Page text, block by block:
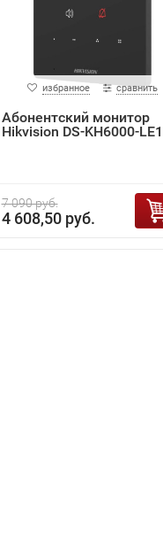
избранное сравнить
Абонентский монитор
Hikvision DS-KH6000-LE1
7 090 руб.
4 608,50 руб.